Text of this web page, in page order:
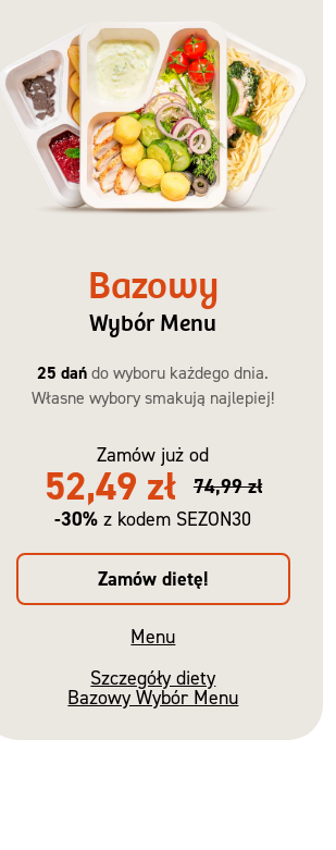
Bazowy
Wybór Menu
25 dań do wyboru każdego dnia.
Własne wybory smakują najlepiej!
Zamów już od
52,49 zł
74,99 zł
-30% z kodem SEZON30
Zamów dietę!
Menu
Szczegóły diety
Bazowy Wybór Menu